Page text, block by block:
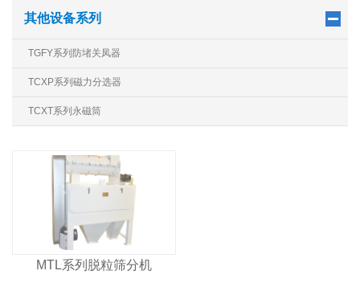
其他设备系列
TGFY系列防堵关凤器
TCXP系列磁力分选器
TCXT系列永磁筒
MTL系列脱粒筛分机